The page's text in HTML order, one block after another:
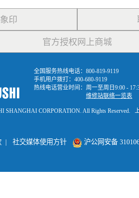
全国服务热线电话：800-819-9119
手机用户拨打：400-680-9119
热线电话营业时间：周一至周日9:00 -
维修站联络一览表
印
官方授权网上商城
SHANGHAI CORPORATION. All Rights Reserved.
| 社交媒体使用方针 沪公网安备